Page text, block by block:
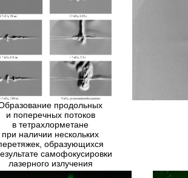
продольных
и поперечных потоков
в тетрахлорметане
при наличии нескольких
образующихся
самофокусировки
лазерного излучения